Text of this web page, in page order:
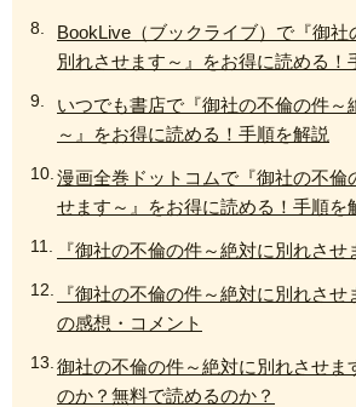
BookLive（ブックライブ）で『御社
別れさせます～』をお得に読める！
いつでも書店で『御社の不倫の件～
～』をお得に読める！手順を解説
漫画全巻ドットコムで『御社の不倫
せます～』をお得に読める！手順を
『御社の不倫の件～絶対に別れさせ
『御社の不倫の件～絶対に別れさせ
の感想・コメント
御社の不倫の件～絶対に別れさせま
のか？無料で読めるのか？